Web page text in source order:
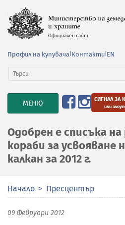
Профил на купувача Контакти EN
TOGGLE
NAVIGATION
МЕНЮ СИГНАЛ ЗА
или
Одобрен е списъка
кораби за
калкан за 2012 г.
Начало Пресцентър
09 Февруари 2012